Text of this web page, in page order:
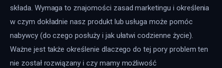
składa. Wymaga to znajomości zasad marketingu i określenia
w czym dokładnie nasz produkt lub usługa może pomóc
nabywcy (do czego posłuży i jak ułatwi codzienne życie).
Ważne jest także określenie dlaczego do tej pory problem ten
nie został rozwiązany i czy mamy możliwość